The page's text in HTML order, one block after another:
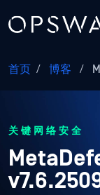
首页 / 博客 /
关键网络安全